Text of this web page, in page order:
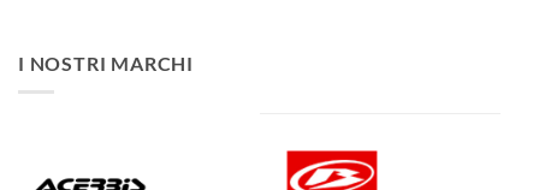
I NOSTRI MARCHI